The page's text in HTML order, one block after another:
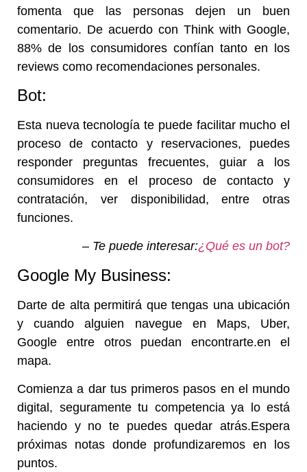
fomenta que las personas dejen un buen
comentario. De acuerdo con Think with Google,
88% de los consumidores confían tanto en los
reviews como recomendaciones personales.
Bot:
Esta nueva tecnología te puede facilitar mucho el
proceso de contacto y reservaciones, puedes
responder preguntas frecuentes, guiar a los
consumidores en el proceso de contacto y
contratación, ver disponibilidad, entre otras
funciones.
– Te puede interesar:¿Qué es un bot?
Google My Business:
Darte de alta permitirá que tengas una ubicación
y cuando alguien navegue en Maps, Uber,
Google entre otros puedan encontrarte.en el
mapa.
Comienza a dar tus primeros pasos en el mundo
digital, seguramente tu competencia ya lo está
haciendo y no te puedes quedar atrás.Espera
próximas notas donde profundizaremos en los
puntos.